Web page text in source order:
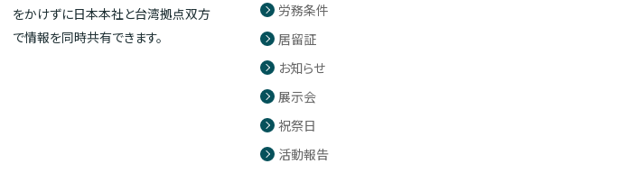
をかけずに日本本社と台湾拠点双方
で情報を同時共有できます。
労務条件
居留証
お知らせ
展示会
祝祭日
活動報告